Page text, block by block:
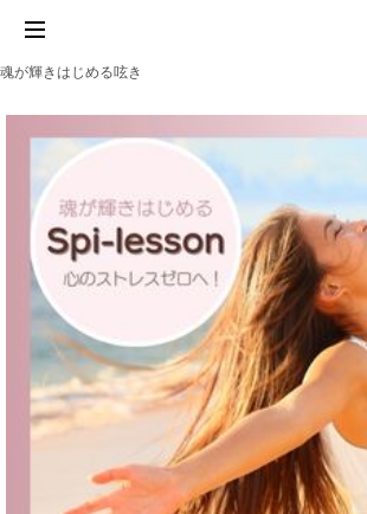
魂が輝きはじめる呟き